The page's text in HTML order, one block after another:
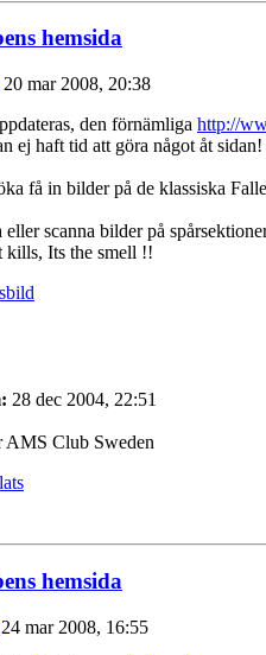
hemsida
20 mar 2008, 20:38
den förnämliga http://
ej haft tid att göra något åt sidan!
få in bilder på de klassiska
eller scanna bilder på
kills, Its the smell !!
28 dec 2004, 22:51
AMS Club Sweden
hemsida
24 mar 2008, 16:55